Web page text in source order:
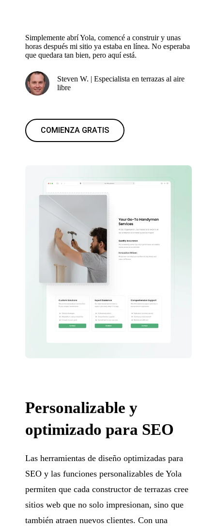
Simplemente abrí Yola, comencé a construir y unas
horas después mi sitio ya estaba en línea. No esperaba
que quedara tan bien, pero aquí está.
Steven W. | Especialista en terrazas al aire
libre
COMIENZA GRATIS
Personalizable y
optimizado para SEO
Las herramientas de diseño optimizadas para
SEO y las funciones personalizables de Yola
permiten que cada constructor de terrazas cree
sitios web que no solo impresionan, sino que
también atraen nuevos clientes. Con una